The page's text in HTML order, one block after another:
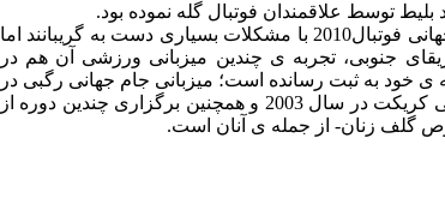
توسط علاقمندان فوتبال گله نموده بود.
اگر چه برگزار کنندگان جام جهانی فوتبال2010 با مشکلات بسیاری دست به گریبانند اما
جنوبی، تجربه ی چندین میزبانی ورزشی آن هم در
ی خود به ثبت رسانده است؛ میزبانی جام جهانی رگبی در
سال 1995، میزبانی جام جهانی کریکت در سال 2003 و همچنین برگزاری چندین دوره از
گلف زنان- از جمله ی آنان است.